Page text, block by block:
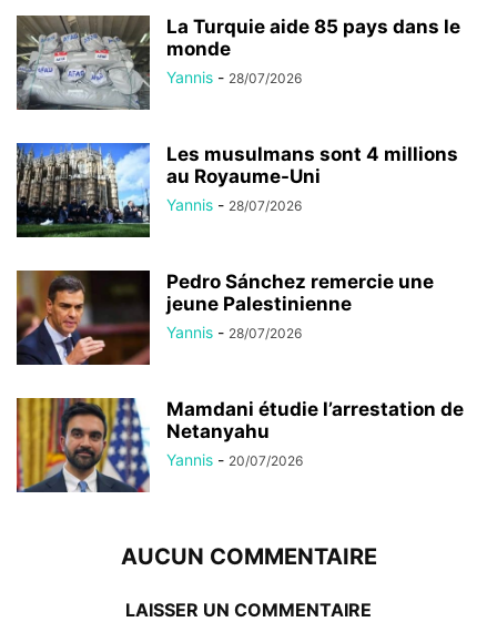
La Turquie aide 85 pays dans le
monde
Yannis - 28/07/2026
Les musulmans sont 4 millions
au Royaume-Uni
Yannis - 28/07/2026
Pedro Sánchez remercie une
jeune Palestinienne
Yannis - 28/07/2026
Mamdani étudie l’arrestation de
Netanyahu
Yannis - 20/07/2026
AUCUN COMMENTAIRE
LAISSER UN COMMENTAIRE